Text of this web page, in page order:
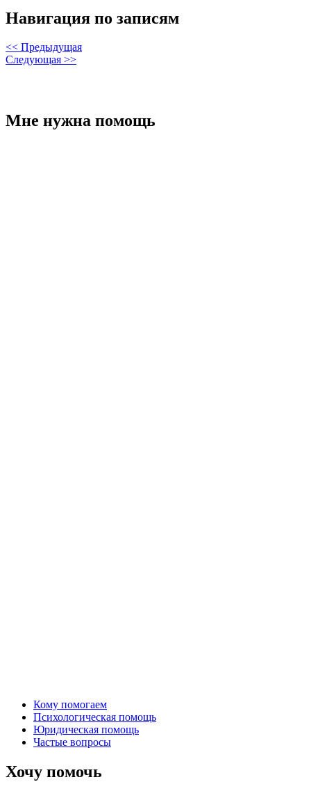
Навигация по записям
<< Предыдущая
Следующая >>
Мне нужна помощь
Кому помогаем
Психологическая помощь
Юридическая помощь
Частые вопросы
Хочу помочь